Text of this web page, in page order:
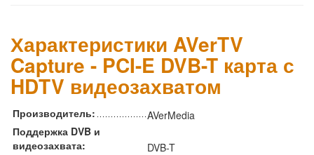
Характеристики AVerTV
Capture - PCI-E DVB-T карта с
HDTV видеозахватом
Производитель:
AVerMedia
Поддержка DVB и
видеозахвата:
DVB-T